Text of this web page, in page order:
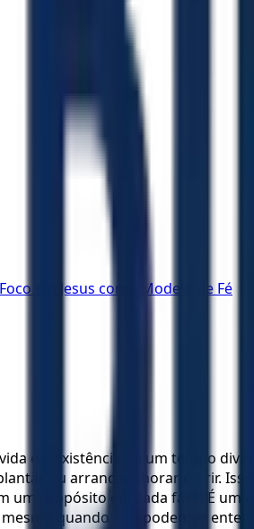
em Jesus como Modelo de Fé
e a existência de um tempo
ou arrancar, chorar ou rir.
propósito em cada fase. É um
quando não podemos